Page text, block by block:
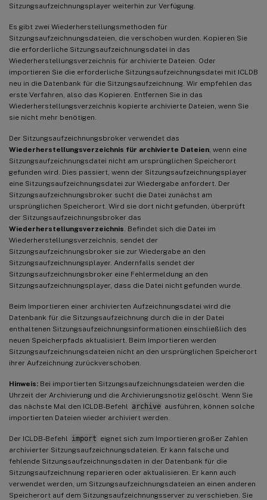
Sitzungsaufzeichnungsplayer weiterhin zur Verfügung.
Es gibt zwei Wiederherstellungsmethoden für
Sitzungsaufzeichnungsdateien, die verschoben wurden. Kopieren Sie
die erforderliche Sitzungsaufzeichnungsdatei in das
Wiederherstellungsverzeichnis für archivierte Dateien. Oder
importieren Sie die erforderliche Sitzungsaufzeichnungsdatei mit ICLDB
neu in die Datenbank für die Sitzungsaufzeichnung. Wir empfehlen das
erste Verfahren, also das Kopieren. Entfernen Sie in das
Wiederherstellungsverzeichnis kopierte archivierte Dateien, wenn Sie
sie nicht mehr benötigen.
Der Sitzungsaufzeichnungsbroker verwendet das
Wiederherstellungsverzeichnis für archivierte Dateien , wenn eine
Sitzungsaufzeichnungsdatei nicht am ursprünglichen Speicherort
gefunden wird. Dies passiert, wenn der Sitzungsaufzeichnungsplayer
eine Sitzungsaufzeichnungsdatei zur Wiedergabe anfordert. Der
Sitzungsaufzeichnungsbroker sucht die Datei zunächst am
ursprünglichen Speicherort. Wird sie dort nicht gefunden, überprüft
der Sitzungsaufzeichnungsbroker das
Wiederherstellungsverzeichnis . Befindet sich die Datei im
Wiederherstellungsverzeichnis, sendet der
Sitzungsaufzeichnungsbroker sie zur Wiedergabe an den
Sitzungsaufzeichnungsplayer. Andernfalls sendet der
Sitzungsaufzeichnungsbroker eine Fehlermeldung an den
Sitzungsaufzeichnungsplayer, dass die Datei nicht gefunden wurde.
Beim Importieren einer archivierten Aufzeichnungsdatei wird die
Datenbank für die Sitzungsaufzeichnung durch die in der Datei
enthaltenen Sitzungsaufzeichnungsinformationen einschließlich des
neuen Speicherpfads aktualisiert. Beim Importieren werden
Sitzungsaufzeichnungsdateien nicht an den ursprünglichen Speicherort
ihrer Aufzeichnung zurückverschoben.
Hinweis: Bei importierten Sitzungsaufzeichnungsdateien werden die
Uhrzeit der Archivierung und die Archivierungsnotiz gelöscht. Wenn Sie
das nächste Mal den ICLDB-Befehl
archive ausführen, können solche
importierten Dateien wieder archiviert werden.
Der ICLDB-Befehl import eignet sich zum Importieren großer Zahlen
archivierter Sitzungsaufzeichnungsdateien. Er kann falsche und
fehlende Sitzungsaufzeichnungsdaten in der Datenbank für die
Sitzungsaufzeichnung reparieren oder aktualisieren. Er kann auch
verwendet werden, um Sitzungsaufzeichnungsdateien an einen anderen
Speicherort auf dem Sitzungsaufzeichnungsserver zu verschieben. Sie